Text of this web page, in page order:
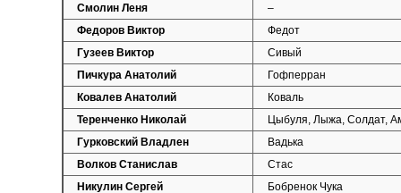
Смолин Леня
–
Федоров Виктор
Федот
Гузеев Виктор
Сивый
Пичкура Анатолий
Гофперран
Ковалев Анатолий
Коваль
Теренченко Николай
Цыбуля, Лыжа, Солдат,
Гурковский Владлен
Вадька
Волков Станислав
Стас
Никулин Сергей
Бобренок Чука